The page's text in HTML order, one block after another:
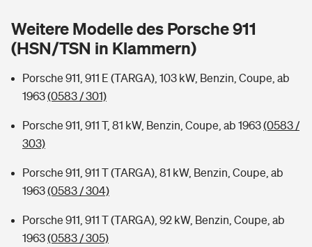
Wer versichert was: Jetzt Versicherer finden
Sie haben Fragen?
Musikinstrumentenversicherung
Zur Übersicht
Kinderunfall-Check: Mehr Sicherheit für deine Kids
Typklassen: So ist Ihr Auto eingestuft
Rentenrechner: Wie viel Geld bekomme ich im Alter?
Weitere Modelle des Porsche 911
(HSN/TSN in Klammern)
Porsche 911, 911 E (TARGA), 103 kW, Benzin, Coupe, ab
1963(0583 / 301)
Porsche 911, 911 T, 81 kW, Benzin, Coupe, ab 1963(0583 /
303)
Porsche 911, 911 T (TARGA), 81 kW, Benzin, Coupe, ab
1963(0583 / 304)
Porsche 911, 911 T (TARGA), 92 kW, Benzin, Coupe, ab
1963(0583 / 305)